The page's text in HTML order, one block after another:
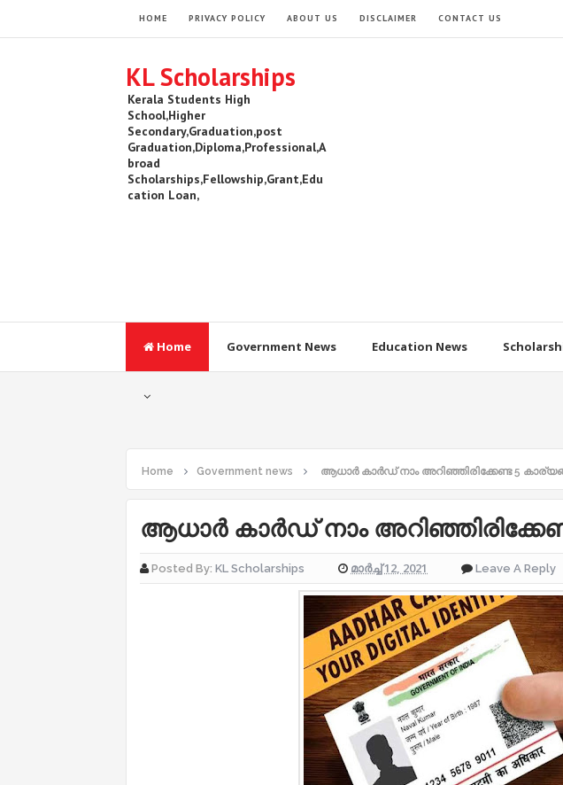
HOME PRIVACY POLICY ABOUT US DISCLAIMER CONTACT US
KL Scholarships
Kerala Students High
School,Higher
Secondary,Graduation,post
Graduation,Diploma,Professional,A
broad
Scholarships,Fellowship,Grant,Edu
cation Loan,
Home Government News Education News
Home Government news ആധാർ കാർഡ് നാം അറിഞ്ഞിരിക്കേണ്ട 5
ആധാർ കാർഡ് നാം
Posted By: KL Scholarships മാർച്ച് 12, 2021 Leave A Reply